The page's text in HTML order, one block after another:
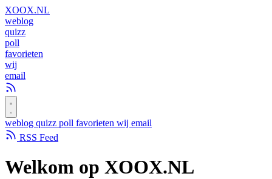
XOOX.NL
weblog
quizz
poll
favorieten
wij
email
weblog quizz poll favorieten wij email
RSS Feed
Welkom op XOOX.NL